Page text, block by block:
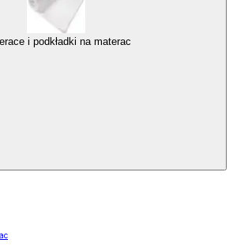
i podkładki na materac